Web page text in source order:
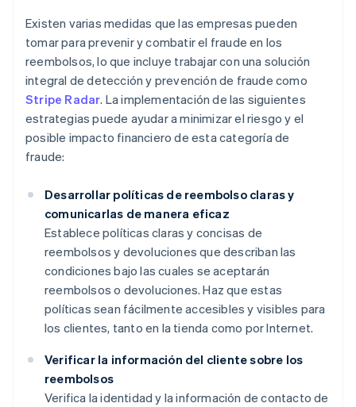
Existen varias medidas que las empresas pueden
tomar para prevenir y combatir el fraude en los
reembolsos, lo que incluye trabajar con una solución
integral de detección y prevención de fraude como
Stripe Radar. La implementación de las siguientes
estrategias puede ayudar a minimizar el riesgo y el
posible impacto financiero de esta categoría de
fraude:
Desarrollar políticas de reembolso claras y
comunicarlas de manera eficaz
Establece políticas claras y concisas de
reembolsos y devoluciones que describan las
condiciones bajo las cuales se aceptarán
reembolsos o devoluciones. Haz que estas
políticas sean fácilmente accesibles y visibles para
los clientes, tanto en la tienda como por Internet.
Verificar la información del cliente sobre los
reembolsos
Verifica la identidad y la información de contacto de